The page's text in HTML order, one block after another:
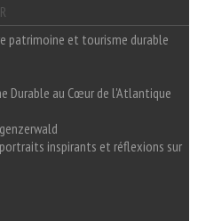
patrimoine et tourisme durable
Durable au Cœur de l'Atlantique
inspirants et réflexions sur